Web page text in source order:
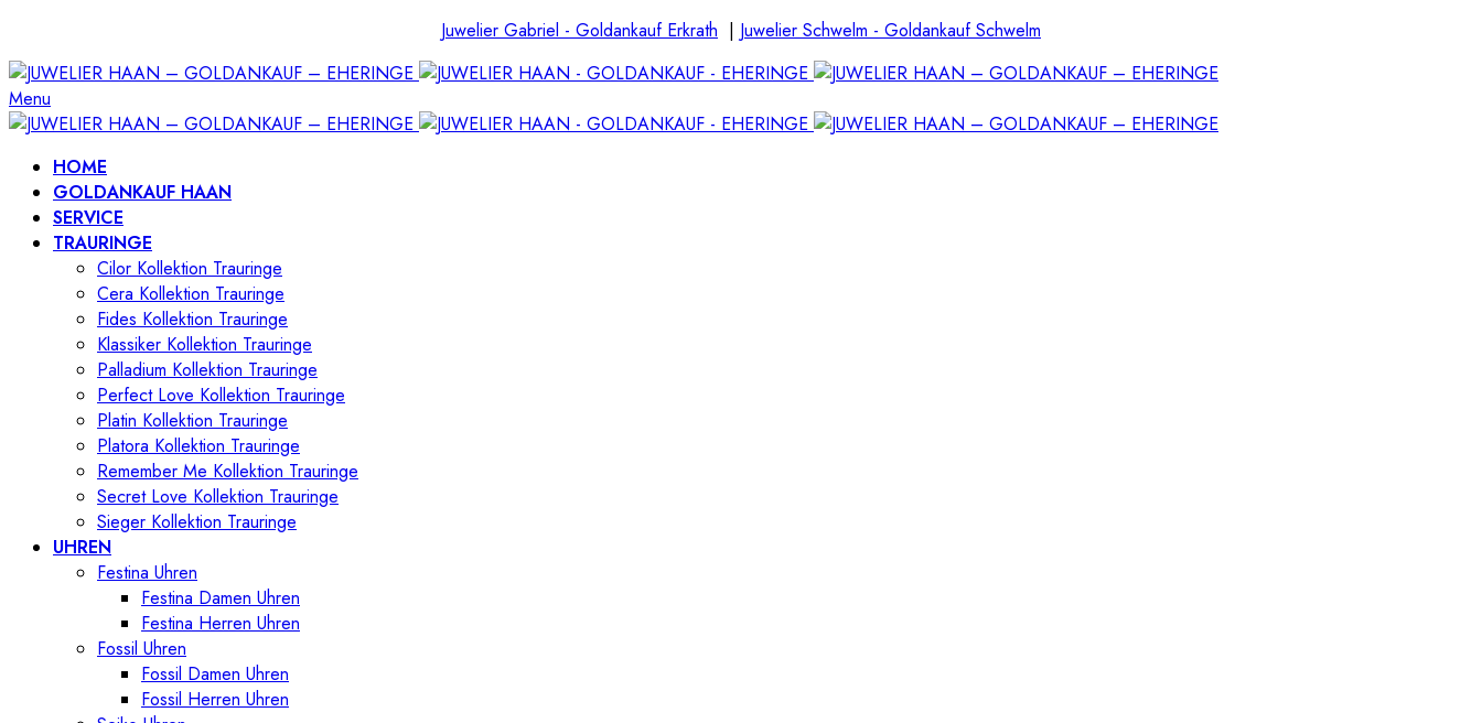
Juwelier Gabriel - Goldankauf Erkrath | Juwelier Schwelm - Goldankauf Schwelm
Menu
HOME
GOLDANKAUF HAAN
SERVICE
TRAURINGE
Cilor Kollektion Trauringe
Cera Kollektion Trauringe
Fides Kollektion Trauringe
Klassiker Kollektion Trauringe
Palladium Kollektion Trauringe
Perfect Love Kollektion Trauringe
Platin Kollektion Trauringe
Platora Kollektion Trauringe
Remember Me Kollektion Trauringe
Secret Love Kollektion Trauringe
Sieger Kollektion Trauringe
UHREN
Festina Uhren
Festina Damen Uhren
Festina Herren Uhren
Fossil Uhren
Fossil Damen Uhren
Fossil Herren Uhren